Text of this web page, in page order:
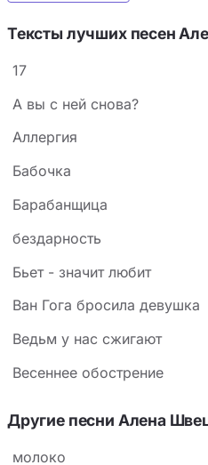
Тексты лучших песен
17
А вы с ней снова?
Аллергия
Бабочка
Барабанщица
бездарность
Бьет - значит любит
Ван Гога бросила девушка
Ведьм у нас сжигают
Весеннее обострение
Другие песни Алена
молоко